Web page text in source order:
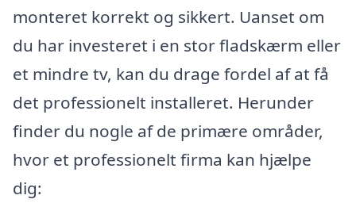
monteret korrekt og sikkert. Uanset om
du har investeret i en stor fladskærm eller
et mindre tv, kan du drage fordel af at få
det professionelt installeret. Herunder
finder du nogle af de primære områder,
hvor et professionelt firma kan hjælpe
dig: